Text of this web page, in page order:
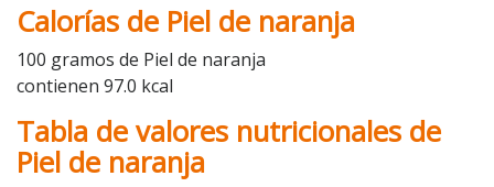
Calorías de Piel de naranja
100 gramos de Piel de naranja
contienen 97.0 kcal
Tabla de valores nutricionales de
Piel de naranja